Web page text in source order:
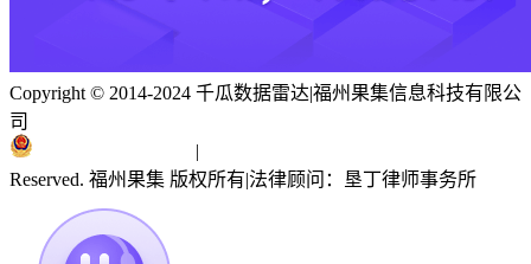
Copyright © 2014-2024 千瓜数据雷达|福州果集信息科技有限公
司
|
Reserved. 福州果集 版权所有|法律顾问：垦丁律师事务所